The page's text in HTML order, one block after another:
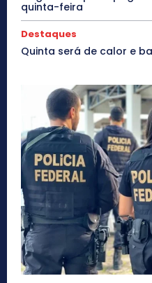
quinta-feira
Destaques
Quinta será de calor e